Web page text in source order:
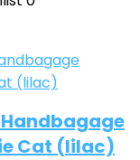
Cat (lilac)